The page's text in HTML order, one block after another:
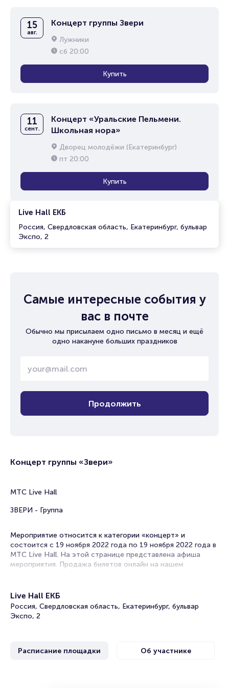
Live Hall ЕКБ
Россия, Свердловская область, Екатеринбург, бульвар
Экспо, 2
15
авг.
Концерт группы Звери
Лужники
сб 20:00
Купить
11
сент.
Концерт «Уральские Пельмени.
Школьная нора»
Дворец молодёжи (Екатеринбург)
пт 20:00
Купить
Самые интересные события у
вас в почте
Обычно мы присылаем одно письмо в месяц и ещё
одно накануне больших праздников
Продолжить
Концерт группы «Звери»
МТС Live Hall
ЗВЕРИ - Группа
Мероприятие относится к категории «концерт» и
состоится с 19 ноября 2022 года по 19 ноября 2022 года в
МТС Live Hall. На этой странице представлена афиша
мероприятия. Продажа билетов онлайн на нашем
на концерт.
Билеты на концерт группы «Звери»
Среднее время на покупку билета здесь начиная с выбора
Live Hall ЕКБ
Россия, Свердловская область, Екатеринбург, бульвар
Экспо, 2
Расписание площадки Об участнике